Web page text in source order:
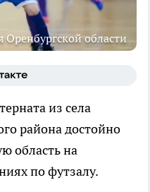
Оренбургской области
из села
района достойно
область на
по футзалу.